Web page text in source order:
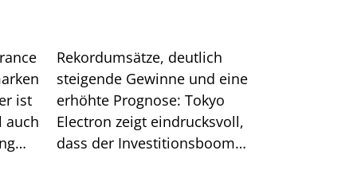
ist
auch
Rekordumsätze, deutlich
steigende Gewinne und eine
erhöhte Prognose: Tokyo
Electron zeigt eindrucksvoll,
dass der Investitionsboom